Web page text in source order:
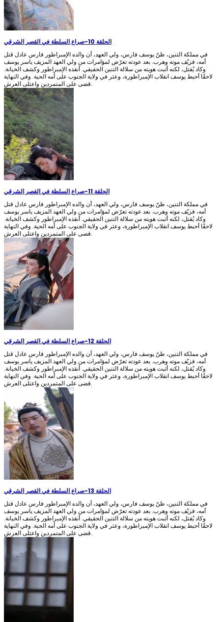
الحلقة 10 -صراع السلطة في القصر الشرقي
في مملكة التنين، ظنّ يوسف فارس، ولي العهد، أن والده الإمبراطور فارس عادل قتل
أمه، فزيّف موته وهرب. بعد عودته تعرّض لمؤامرات من ولي العهد المزيف ياسر يوسف
وكاد يُقتل، لكنه أثبت هويته من سلالة التنين الحقيقي. أنقذه الإمبراطور وكشف الخيانة.
لاحقًا أحبط يوسف انقلاب الإمبراطورة، وعثر في ولاية الجنوب على أمه الحية. وفي النهاية
قضى على المتمردين واعتلى العرش.
الحلقة 11 -صراع السلطة في القصر الشرقي
في مملكة التنين، ظنّ يوسف فارس، ولي العهد، أن والده الإمبراطور فارس عادل قتل
أمه، فزيّف موته وهرب. بعد عودته تعرّض لمؤامرات من ولي العهد المزيف ياسر يوسف
وكاد يُقتل، لكنه أثبت هويته من سلالة التنين الحقيقي. أنقذه الإمبراطور وكشف الخيانة.
لاحقًا أحبط يوسف انقلاب الإمبراطورة، وعثر في ولاية الجنوب على أمه الحية. وفي النهاية
قضى على المتمردين واعتلى العرش.
الحلقة 12 -صراع السلطة في القصر الشرقي
في مملكة التنين، ظنّ يوسف فارس، ولي العهد، أن والده الإمبراطور فارس عادل قتل
أمه، فزيّف موته وهرب. بعد عودته تعرّض لمؤامرات من ولي العهد المزيف ياسر يوسف
وكاد يُقتل، لكنه أثبت هويته من سلالة التنين الحقيقي. أنقذه الإمبراطور وكشف الخيانة.
لاحقًا أحبط يوسف انقلاب الإمبراطورة، وعثر في ولاية الجنوب على أمه الحية. وفي النهاية
قضى على المتمردين واعتلى العرش.
الحلقة 13 -صراع السلطة في القصر الشرقي
في مملكة التنين، ظنّ يوسف فارس، ولي العهد، أن والده الإمبراطور فارس عادل قتل
أمه، فزيّف موته وهرب. بعد عودته تعرّض لمؤامرات من ولي العهد المزيف ياسر يوسف
وكاد يُقتل، لكنه أثبت هويته من سلالة التنين الحقيقي. أنقذه الإمبراطور وكشف الخيانة.
لاحقًا أحبط يوسف انقلاب الإمبراطورة، وعثر في ولاية الجنوب على أمه الحية. وفي النهاية
قضى على المتمردين واعتلى العرش.